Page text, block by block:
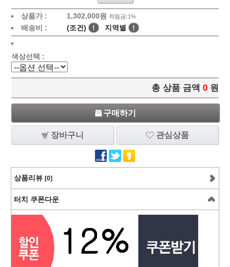
상품가 : 1,302,000원 적립금:1%
배송비 : (조건) ! 지역별 !
색상선택 :
총 상품 금액 0 원
구매하기
장바구니 관심상품
상품리뷰 [0]
터치 쿠폰다운